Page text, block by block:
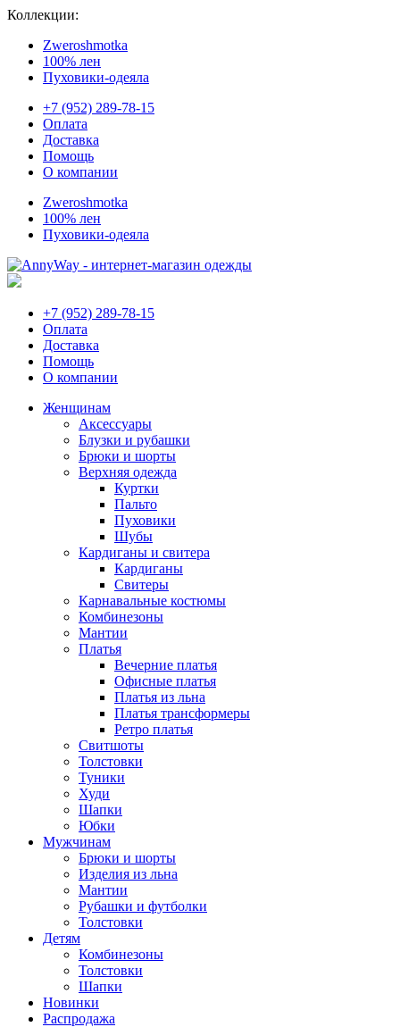
Коллекции:
Zweroshmotka
100% лен
Пуховики-одеяла
+7 (952) 289-78-15
Оплата
Доставка
Помощь
О компании
Zweroshmotka
100% лен
Пуховики-одеяла
+7 (952) 289-78-15
Оплата
Доставка
Помощь
О компании
Женщинам
Аксессуары
Блузки и рубашки
Брюки и шорты
Верхняя одежда
Куртки
Пальто
Пуховики
Шубы
Кардиганы и свитера
Кардиганы
Свитеры
Карнавальные костюмы
Комбинезоны
Мантии
Платья
Вечерние платья
Офисные платья
Платья из льна
Платья трансформеры
Ретро платья
Свитшоты
Толстовки
Туники
Худи
Шапки
Юбки
Мужчинам
Брюки и шорты
Изделия из льна
Мантии
Рубашки и футболки
Толстовки
Детям
Комбинезоны
Толстовки
Шапки
Новинки
Распродажа